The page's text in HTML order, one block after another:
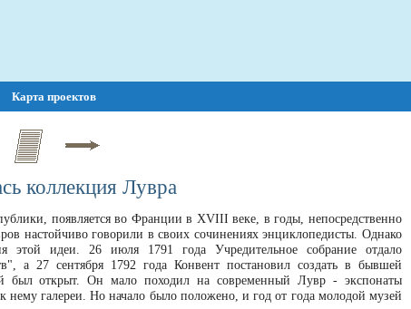
Карта проектов
коллекция Лувра
появляется во Франции в XVIII веке, в годы, непосредственно
настойчиво говорили в своих сочинениях энциклопедисты. Однако
этой идеи. 26 июля 1791 года Учредительное собрание отдало
а 27 сентября 1792 года Конвент постановил создать в бывшей
был открыт. Он мало походил на современный Лувр - экспонаты
галереи. Но начало было положено, и год от года молодой музей